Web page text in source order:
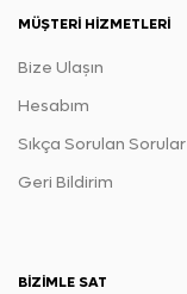
MÜŞTERI HIZMETLERI
Bize Ulaşın
Hesabım
Sıkça Sorulan Sorular
Geri Bildirim
BIZIMLE SAT